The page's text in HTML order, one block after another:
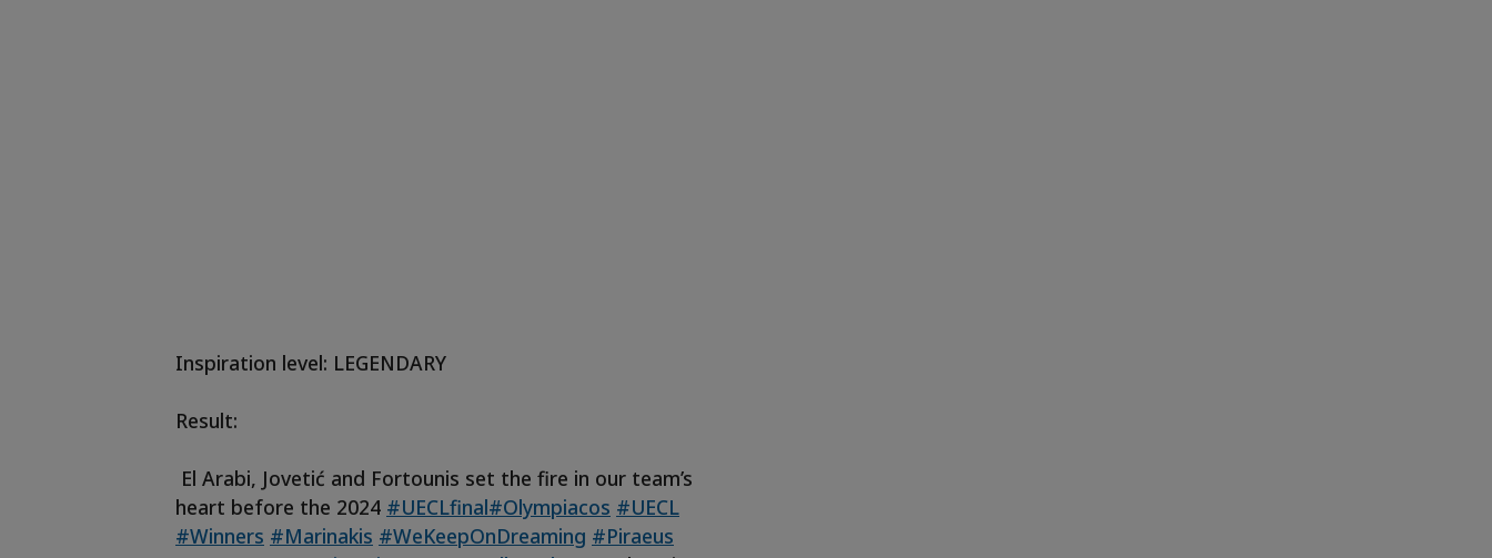
Inspiration level: LEGENDARY
Result:
El Arabi, Jovetić and Fortounis set the fire in our team’s
heart before the 2024 #UECLfinal#Olympiacos #UECL
#Winners #Marinakis #WeKeepOnDreaming #Piraeus